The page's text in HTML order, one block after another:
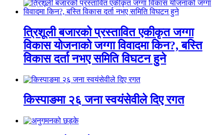
त्रिशूली बजारको प्रस्तावित एकीकृत जग्गा
विकास योजनाको जग्गा विवादमा किन?, बस्ति
विकास दर्ता नभए समिति विघटन हुने
किस्पाङमा २६ जना स्वयंसेवीले दिए रगत